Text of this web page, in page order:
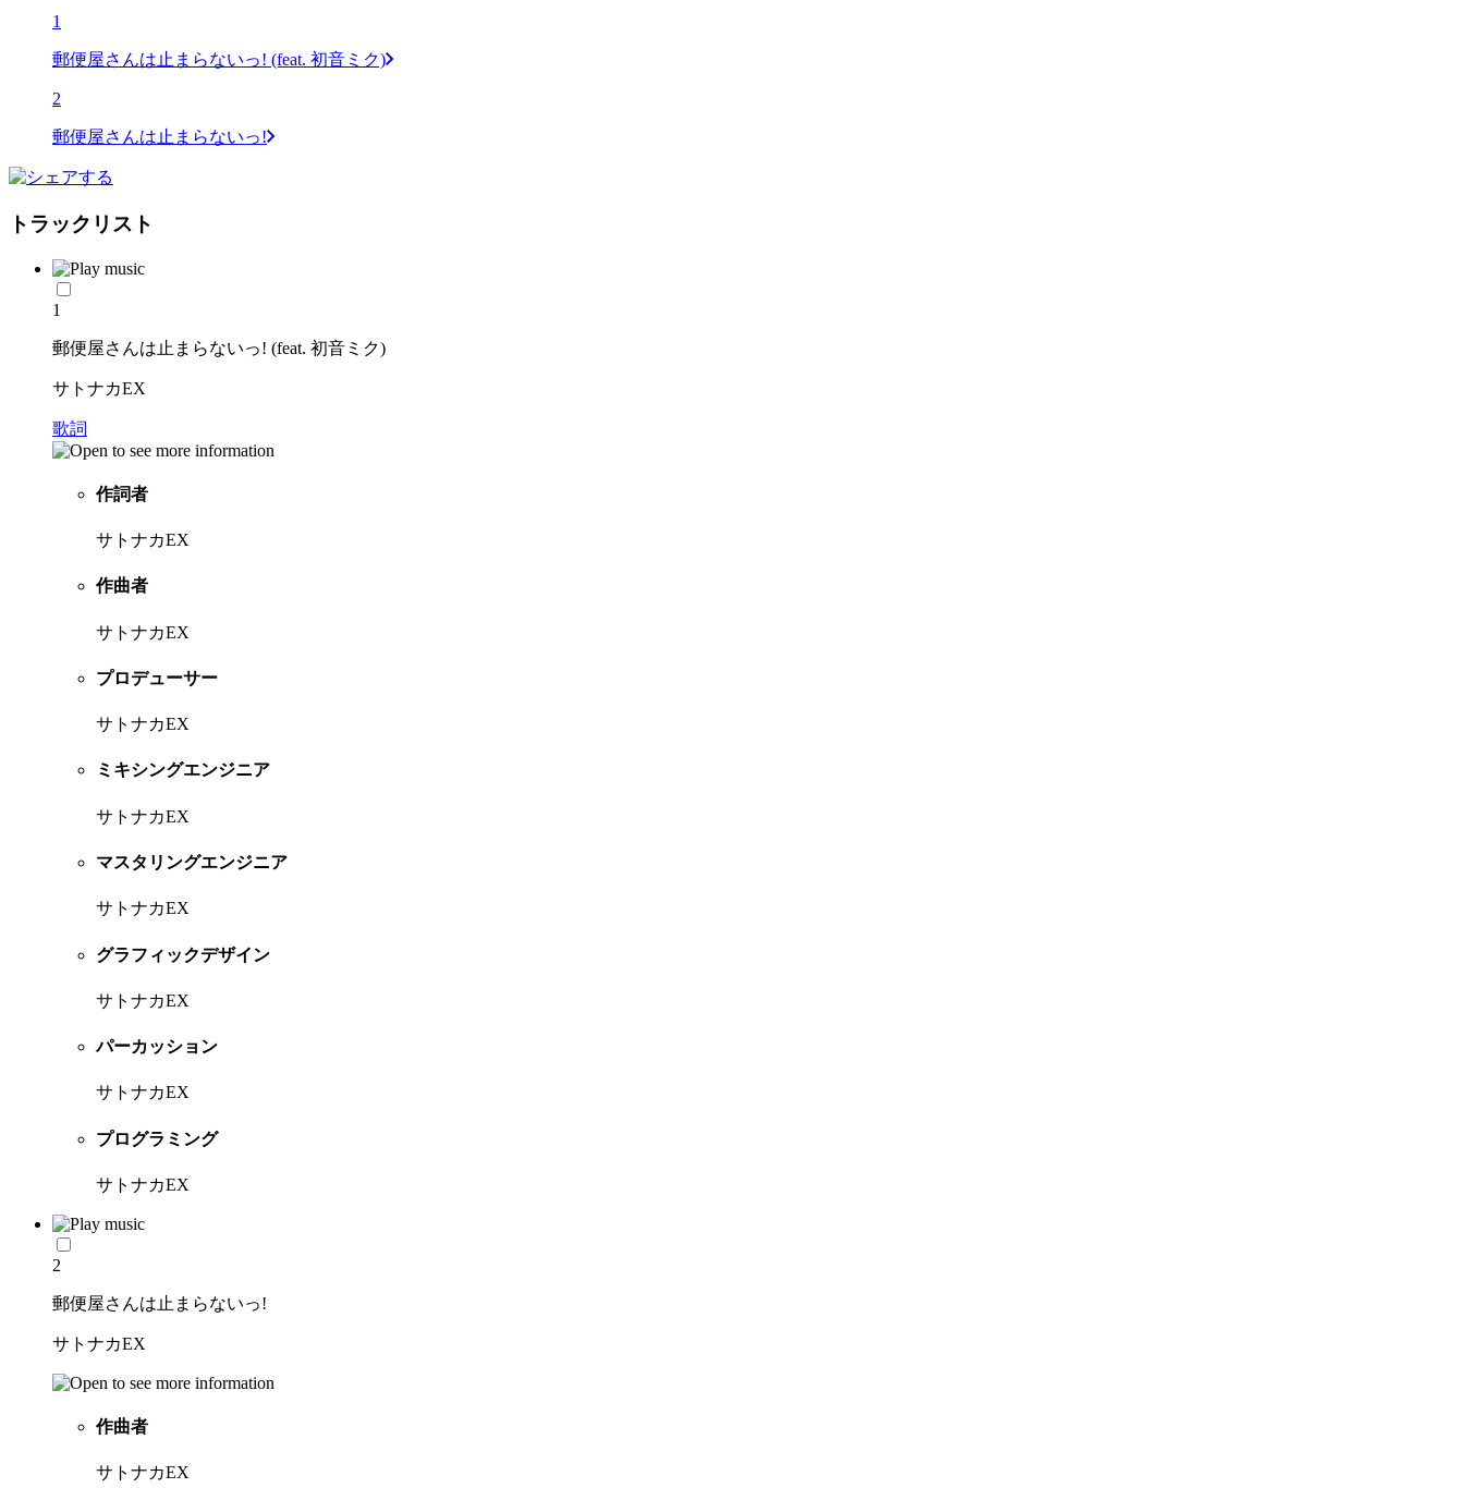
1
郵便屋さんは止まらないっ! (feat. 初音ミク)
2
郵便屋さんは止まらないっ!
トラックリスト
1
郵便屋さんは止まらないっ! (feat. 初音ミク)
サトナカEX
歌詞
作詞者
サトナカEX
作曲者
サトナカEX
プロデューサー
サトナカEX
ミキシングエンジニア
サトナカEX
マスタリングエンジニア
サトナカEX
グラフィックデザイン
サトナカEX
パーカッション
サトナカEX
プログラミング
サトナカEX
2
郵便屋さんは止まらないっ!
サトナカEX
作曲者
サトナカEX